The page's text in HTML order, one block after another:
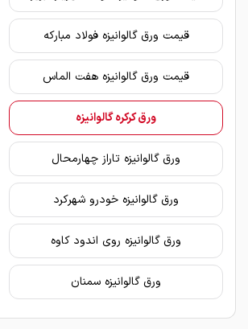
قیمت ورق گالوانیزه فولاد مبارکه
قیمت ورق گالوانیزه هفت الماس
ورق کرکره گالوانیزه
ورق گالوانیزه تاراز چهارمحال
ورق گالوانیزه خودرو شهرکرد
ورق گالوانیزه روی اندود کاوه
ورق گالوانیزه سمنان